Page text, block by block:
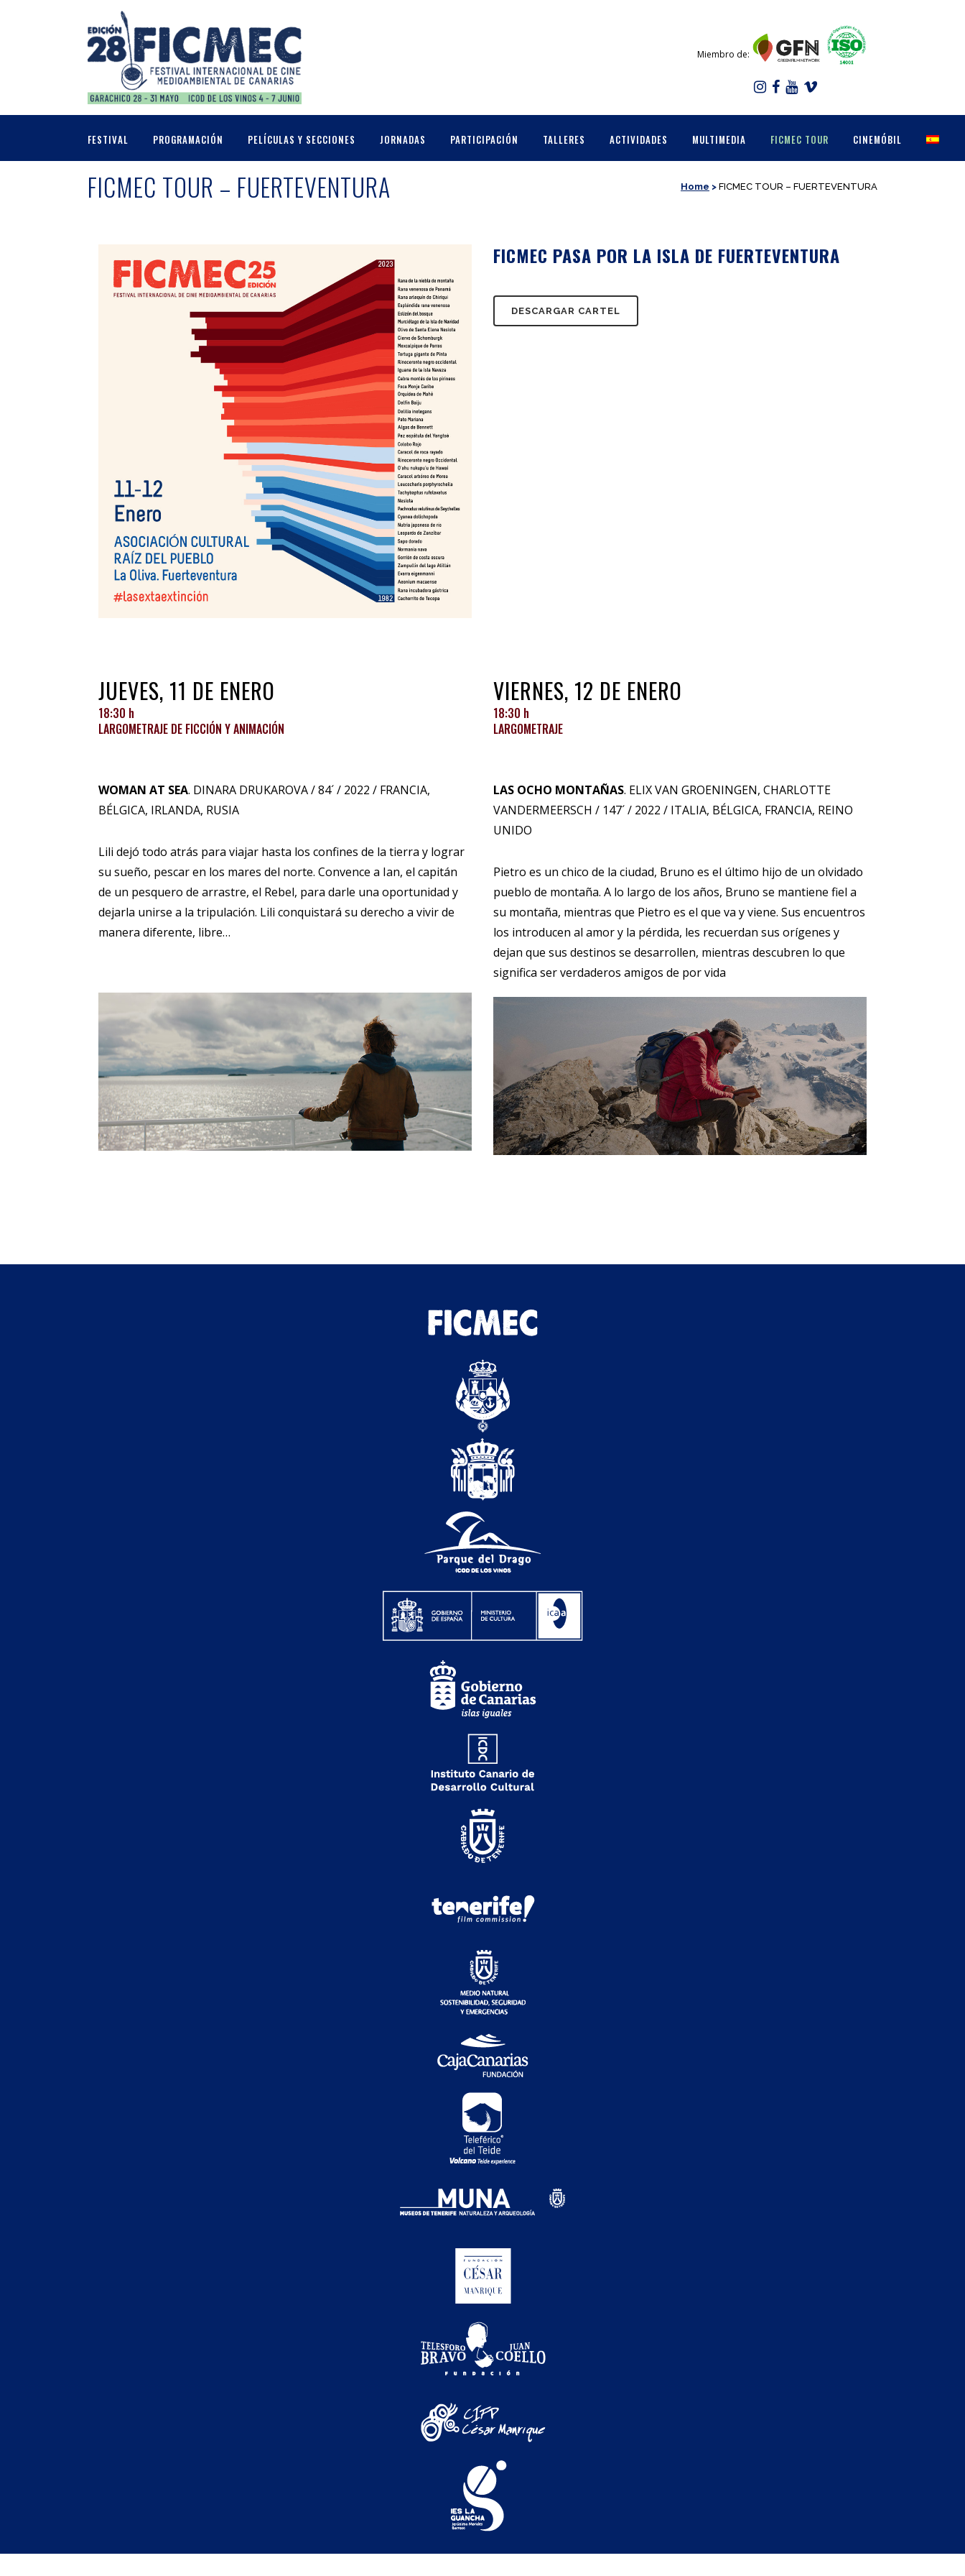
Miembro de:
FESTIVAL PROGRAMACIÓN PELÍCULAS Y SECCIONES JORNADAS PARTICIPACIÓN TALLERES ACTIVIDADES MULTIMEDIA FICMEC TOUR CINEMÓBIL
FICMEC TOUR – FUERTEVENTURA Home > FICMEC TOUR – FUERTEVENTURA
FICMEC PASA POR LA ISLA DE FUERTEVENTURA
DESCARGAR CARTEL
JUEVES, 11 DE ENERO
18:30 h
LARGOMETRAJE DE FICCIÓN Y ANIMACIÓN
WOMAN AT SEA. DINARA DRUKAROVA / 84´ / 2022 / FRANCIA,
BÉLGICA, IRLANDA, RUSIA
Lili dejó todo atrás para viajar hasta los confines de la tierra y lograr
su sueño, pescar en los mares del norte. Convence a Ian, el capitán
de un pesquero de arrastre, el Rebel, para darle una oportunidad y
dejarla unirse a la tripulación. Lili conquistará su derecho a vivir de
manera diferente, libre…
VIERNES, 12 DE ENERO
18:30 h
LARGOMETRAJE
LAS OCHO MONTAÑAS. ELIX VAN GROENINGEN, CHARLOTTE
VANDERMEERSCH / 147´ / 2022 / ITALIA, BÉLGICA, FRANCIA, REINO
UNIDO
Pietro es un chico de la ciudad, Bruno es el último hijo de un olvidado
pueblo de montaña. A lo largo de los años, Bruno se mantiene fiel a
su montaña, mientras que Pietro es el que va y viene. Sus encuentros
los introducen al amor y la pérdida, les recuerdan sus orígenes y
dejan que sus destinos se desarrollen, mientras descubren lo que
significa ser verdaderos amigos de por vida